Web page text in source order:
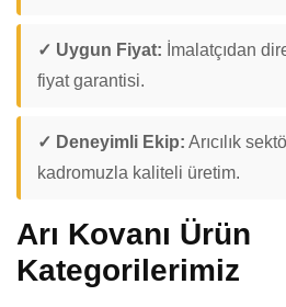
✓ Uygun Fiyat: İmalatçıdan
fiyat garantisi.
✓ Deneyimli Ekip: Arıcılık
kadromuzla kaliteli üretim.
Arı Kovanı Ürün
Kategorilerimiz